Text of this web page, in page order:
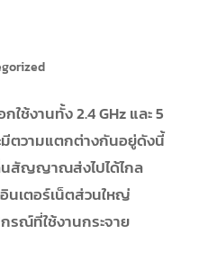
ใช้งานทั้ง 2.4 GHz และ 5
มีตวามแตกต่างกันอยู่ดังนี้
นสัญญาณส่งไปได้ไกล
เตอร์เน็ตส่วนใหญ่
ณ์ที่ใช้งานกระจาย